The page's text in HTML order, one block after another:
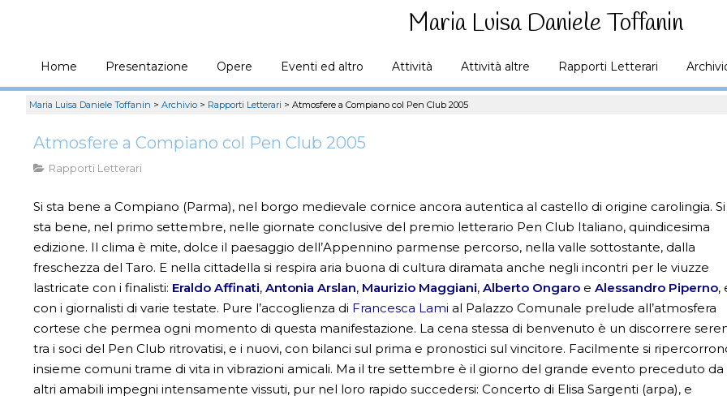
Maria Luisa Daniele Toffanin
Home Presentazione Opere Eventi ed altro Attività Attività altre Rapporti Letterari
Maria Luisa Daniele Toffanin > Archivio > Rapporti Letterari > Atmosfere a Compiano col Pen Club 2005
Atmosfere a Compiano col Pen Club 2005
Rapporti Letterari
Si sta bene a Compiano (Parma), nel borgo medievale cornice ancora autentica al castello di origine carolingia. Si
sta bene, nel primo settembre, nelle giornate conclusive del premio letterario Pen Club Italiano, quindicesima
edizione. Il clima è mite, dolce il paesaggio dell’Appennino parmense percorso, nella valle sottostante, dalla
freschezza del Taro. E nella cittadella si respira aria buona di cultura diramata anche negli incontri per le viuzze
lastricate con i finalisti: Eraldo Affinati,Antonia Arslan, Maurizio Maggiani,Alberto Ongaro eAlessandro Piperno,
con i giornalisti di varie testate. Pure l’accoglienza di Francesca Lamial Palazzo Comunale prelude all’atmosfera
cortese che permea ogni momento di questa manifestazione. La cena stessa di benvenuto è un discorrere
tra i soci del Pen Club ritrovatisi, e i nuovi, con bilanci sul prima e pronostici sul vincitore. Facilmente si
insieme comuni trame di vita in vibrazioni amicali. Ma il tre settembre è il giorno del grande evento preceduto da
altri amabili impegni intensamente vissuti, pur nel loro rapido succedersi: Concerto di Elisa Sargenti (arpa), e